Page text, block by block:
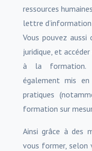
ressources
lettre d’information
Vous pouvez
juridique, et
à la formation.
également mis
pratiques
formation sur
Ainsi grâce à des
vous former, selon